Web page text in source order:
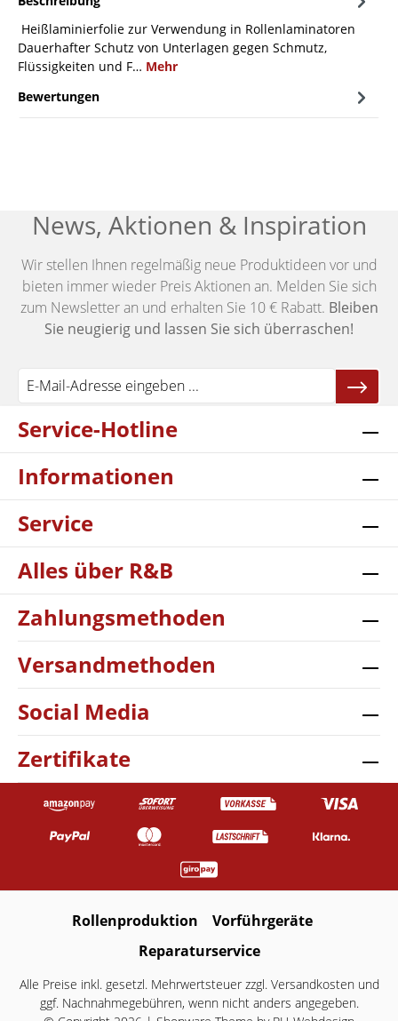
Heißlaminierfolie zur Verwendung in Rollenlaminatoren
Dauerhafter Schutz von Unterlagen gegen Schmutz,
Flüssigkeiten und F… Mehr
Bewertungen
News, Aktionen & Inspiration
Wir stellen Ihnen regelmäßig neue Produktideen vor und
bieten immer wieder Preis Aktionen an. Melden Sie sich
zum Newsletter an und erhalten Sie 10 € Rabatt. Bleiben
Sie neugierig und lassen Sie sich überraschen!
Service-Hotline
Informationen
Service
Alles über R&B
Zahlungsmethoden
Versandmethoden
Social Media
Zertifikate
Rollenproduktion
Vorführgeräte
Reparaturservice
Alle Preise inkl. gesetzl. Mehrwertsteuer zzgl. Versandkostenund
ggf. Nachnahmegebühren, wenn nicht anders angegeben.